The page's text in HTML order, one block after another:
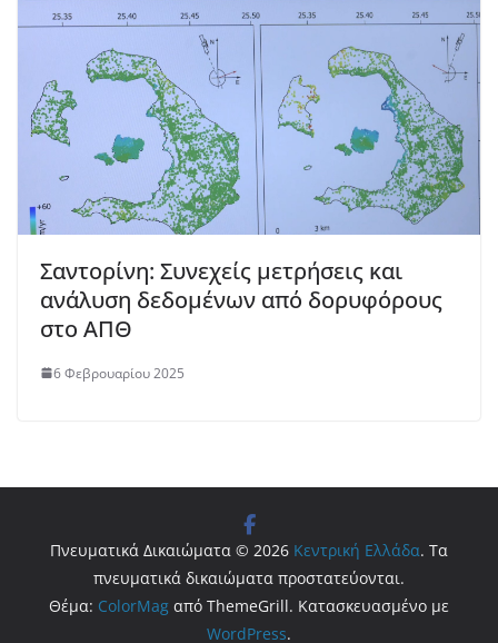
Σαντορίνη: Συνεχείς μετρήσεις και
ανάλυση δεδομένων από δορυφόρους
στο ΑΠΘ
6 Φεβρουαρίου 2025
Πνευματικά Δικαιώματα © 2026 Κεντρική Ελλάδα. Τα
πνευματικά δικαιώματα προστατεύονται.
Θέμα: ColorMag από ThemeGrill. Κατασκευασμένο με
WordPress.